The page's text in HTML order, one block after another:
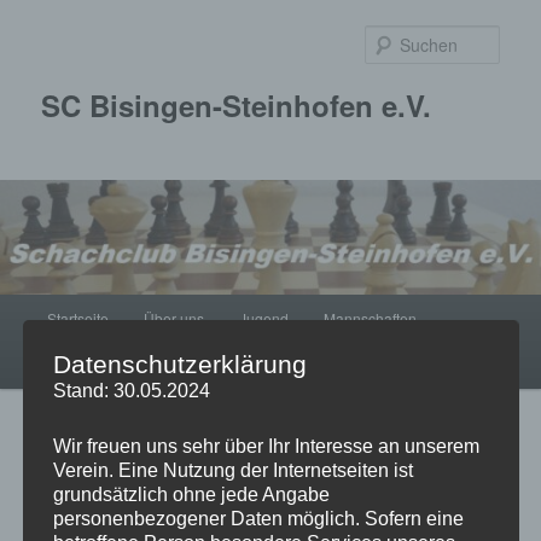
SC Bisingen-Steinhofen e.V.
Startseite Über uns Jugend Mannschaften
Turniere Termine Impressum
Impressum
Datenschutzerklärung
Stand: 30.05.2024
Wir freuen uns sehr über Ihr Interesse an unserem
Verein. Eine Nutzung der Internetseiten ist
grundsätzlich ohne jede Angabe
personenbezogener Daten möglich. Sofern eine